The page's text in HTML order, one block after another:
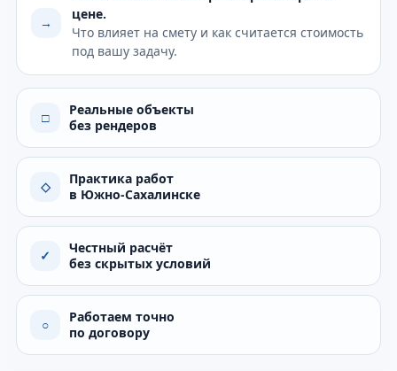
→
цене.
Что влияет на смету и как считается стоимость
под вашу задачу.
□
Реальные объекты
без рендеров
◇
Практика работ
в Южно-Сахалинске
✓
Честный расчёт
без скрытых условий
○
Работаем точно
по договору